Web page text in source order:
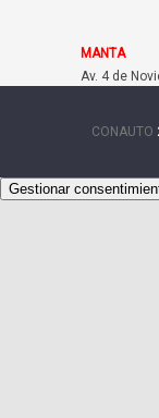
MANTA
Av. 4 de
CONAUTO
Gestionar